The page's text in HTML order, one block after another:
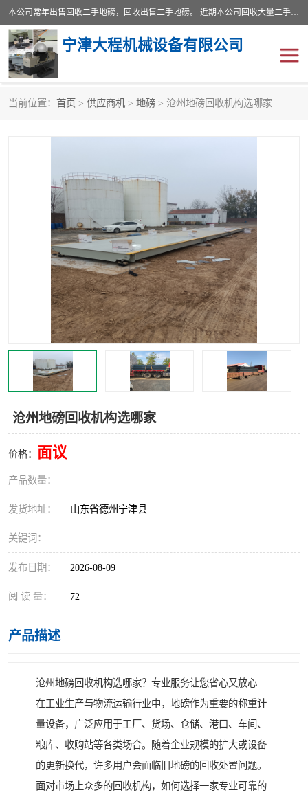
本公司常年出售回收二手地磅，回收出售二手地磅。 近期本公司回收大量二手地磅，型号齐全，宽度从2米到3.5米，长度5米到25米，承重吨位从10到200吨，成色7—9成新。 ? 使用年限6个月至2年，产品来源于个人闲置品，工矿企业停用品，因小换大而来。 精准度和新的一样， 二手地磅是内行人的选择，打个电话就省钱朋友您好等什么
宁津大程机械设备有限公司
当前位置： 首页 > 供应商机 > 地磅 > 沧州地磅回收机构选哪家
沧州地磅回收机构选哪家
价格： 面议
产品数量：
发货地址： 山东省德州宁津县
关键词：
发布日期： 2026-08-09
阅 读 量： 72
产品描述
沧州地磅回收机构选哪家？专业服务让您省心又放心
在工业生产与物流运输行业中，地磅作为重要的称重计
量设备，广泛应用于工厂、货场、仓储、港口、车间、
粮库、收购站等各类场合。随着企业规模的扩大或设备
的更新换代，许多用户会面临旧地磅的回收处置问题。
面对市场上众多的回收机构，如何选择一家专业可靠的
烘干机 食品烘干机
装载机电子秤 输送机
半自动输送机 全自动输送机
冷却塔 食品螺旋塔
撕碎机 木材撕碎机
塑料撕碎机 金属撕碎机